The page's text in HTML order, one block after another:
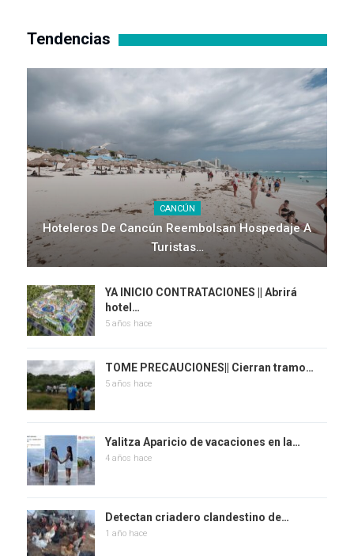
Tendencias
CANCÚN
Hoteleros De Cancún Reembolsan Hospedaje A
Turistas…
YA INICIO CONTRATACIONES || Abrirá
hotel…
5 años hace
TOME PRECAUCIONES|| Cierran tramo…
5 años hace
Yalitza Aparicio de vacaciones en la…
4 años hace
Detectan criadero clandestino de…
1 año hace